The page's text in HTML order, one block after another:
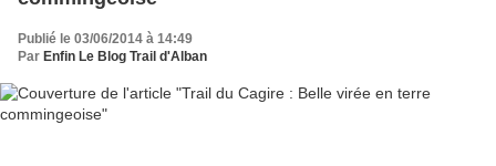
Publié le 03/06/2014 à 14:49
Par Enfin Le Blog Trail d'Alban